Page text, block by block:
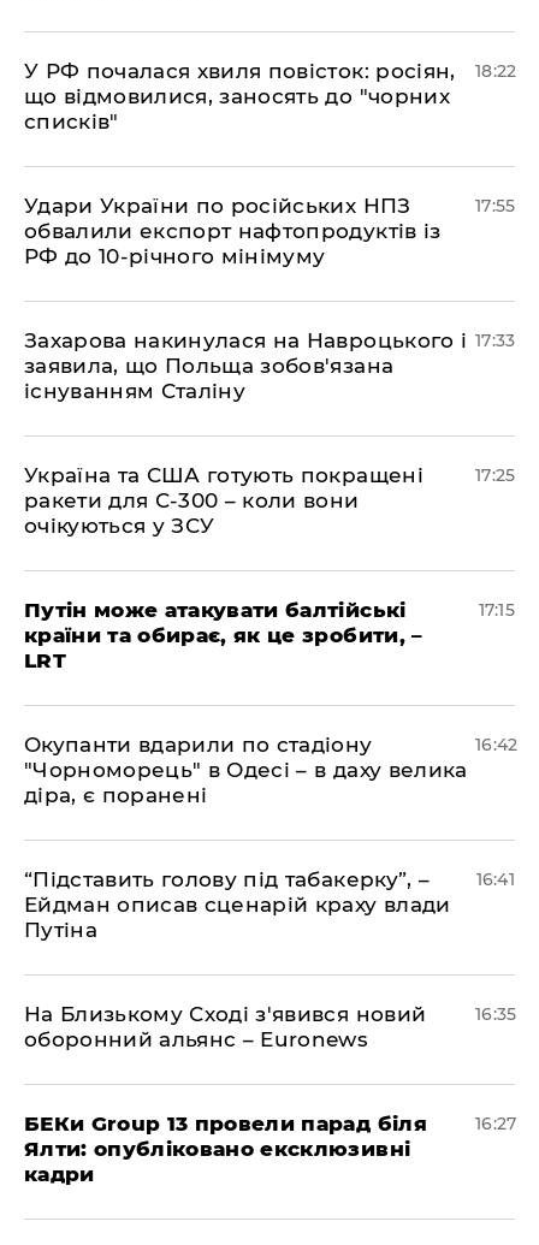
​У РФ почалася хвиля повісток: росіян,
що відмовилися, заносять до "чорних
списків"
18:22
​Удари України по російських НПЗ
обвалили експорт нафтопродуктів із
РФ до 10-річного мінімуму
17:55
​Захарова накинулася на Навроцького і
заявила, що Польща зобов'язана
існуванням Сталіну
17:33
​Україна та США готують покращені
ракети для С-300 – коли вони
очікуються у ЗСУ
17:25
​Путін може атакувати балтійські
країни та обирає, як це зробити, –
LRT
17:15
​Окупанти вдарили по стадіону
"Чорноморець" в Одесі – в даху велика
діра, є поранені
16:42
​“Підставить голову під табакерку”, –
Ейдман описав сценарій краху влади
Путіна
16:41
На Близькому Сході з'явився новий
оборонний альянс – Euronews
16:35
БЕКи Group 13 провели парад біля
Ялти: опубліковано ексклюзивні
кадри
16:27